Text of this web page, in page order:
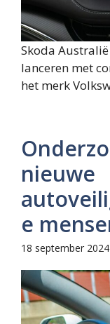
Skoda
lanceren met
het merk
nieuwe
e
18 september 2024